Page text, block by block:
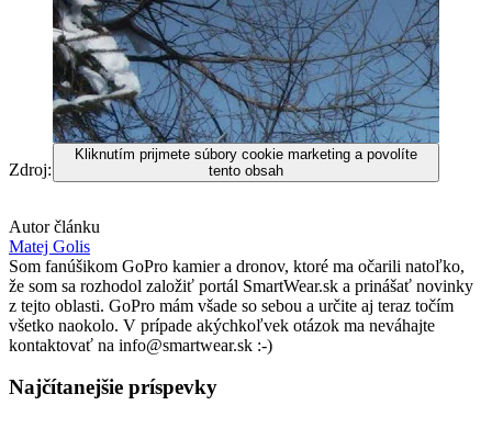
Kliknutím prijmete súbory cookie marketing a povolíte
tento obsah
Zdroj:
Autor článku
Matej Golis
Som fanúšikom GoPro kamier a dronov, ktoré ma očarili natoľko,
že som sa rozhodol založiť portál SmartWear.sk a prinášať novinky
z tejto oblasti. GoPro mám všade so sebou a určite aj teraz točím
všetko naokolo. V prípade akýchkoľvek otázok ma neváhajte
kontaktovať na info@smartwear.sk :-)
Najčítanejšie príspevky